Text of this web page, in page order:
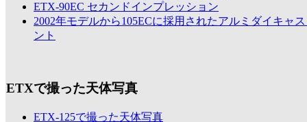
ETX-90EC セカンドインプレッション
2002年モデルから105ECに採用されたアルミダイキャ
ント
ETXで撮った天体写真
ETX-125で撮った天体写真